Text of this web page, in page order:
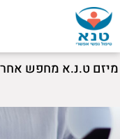
מיזם ט.נ.א מחפש אחר